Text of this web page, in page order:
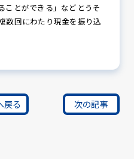
ついて
ことができる」などとうそ
数回にわたり現金を振り込
戻る 次の記事